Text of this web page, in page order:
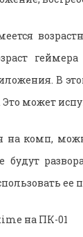
В
может
на комп,
будут